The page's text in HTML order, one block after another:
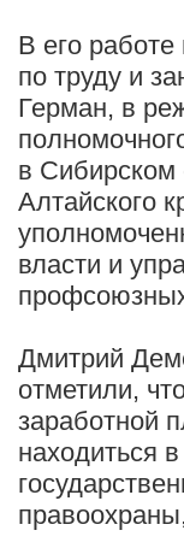
В его
по труду и
Герман, в
в Сибирском
Алтайского
власти и
Дмитрий
отметили,
заработной
находиться